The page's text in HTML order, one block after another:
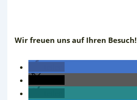
Wir freuen uns auf Ihren Besuch!